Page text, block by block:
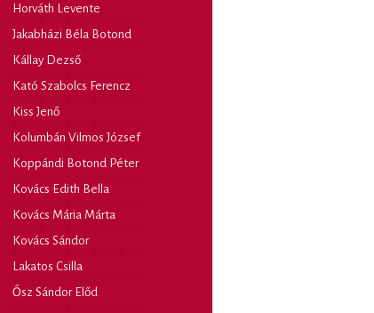
Horváth Levente
Jakabházi Béla Botond
Kállay Dezső
Kató Szabolcs Ferencz
Kiss Jenő
Kolumbán Vilmos József
Koppándi Botond Péter
Kovács Edith Bella
Kovács Mária Márta
Kovács Sándor
Lakatos Csilla
Ősz Sándor Előd